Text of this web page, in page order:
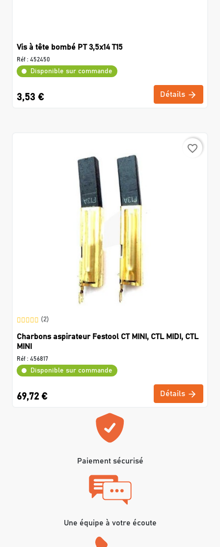
Vis à tête bombé PT 3,5x14 T15
Réf : 452450
Disponible sur commande
3,53 € Détails
favorite_border
(2)
Charbons aspirateur Festool CT MINI, CTL MIDI, CTL
MINI
Réf : 456817
Disponible sur commande
69,72 € Détails
Paiement sécurisé
Une équipe à votre écoute